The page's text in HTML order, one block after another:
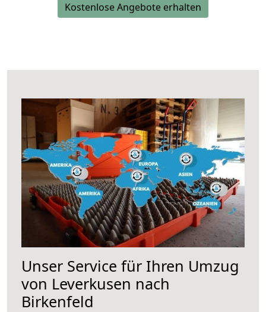
Kostenlose Angebote erhalten
Unser Service für Ihren Umzug
von Leverkusen nach
Birkenfeld